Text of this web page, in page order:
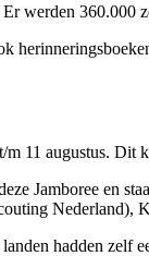
werden 360.000
11 augustus.
Jamboree en
hadden zelf